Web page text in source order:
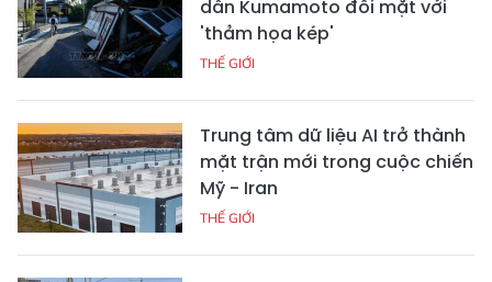
dân Kumamoto đối mặt với
'thảm họa kép'
THẾ GIỚI
Trung tâm dữ liệu AI trở thành
mặt trận mới trong cuộc chiến
Mỹ - Iran
THẾ GIỚI